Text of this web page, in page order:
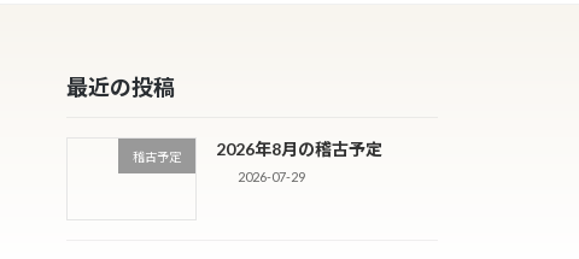
最近の投稿
稽古予定 2026年8月の稽古予定
2026-07-29